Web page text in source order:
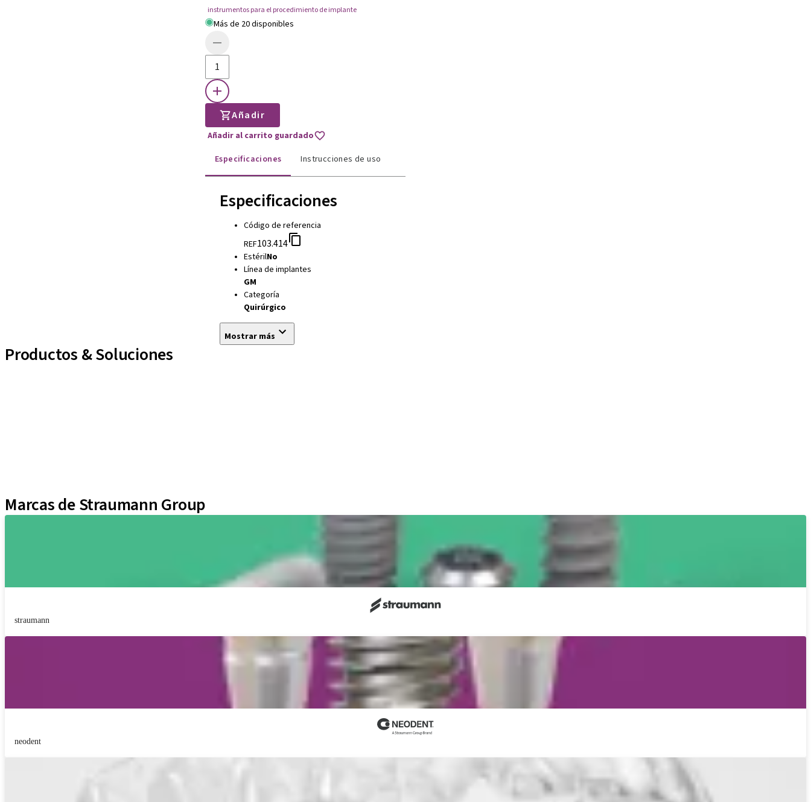
instrumentos para el procedimiento de implante
Más de 20 disponibles
Añadir
Añadir al carrito guardado
Especificaciones
Instrucciones de uso
Especificaciones
Código de referencia
REF103.414
EstérilNo
Línea de implantes
GM
Categoría
Quirúrgico
Mostrar más
Productos & Soluciones
Marcas de Straumann Group
straumann
neodent